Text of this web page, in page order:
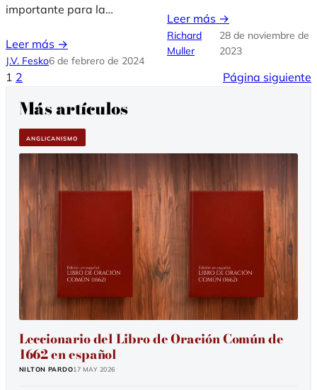
importante para la…
Leer más →
J.V. Fesko6 de febrero de 2024
Leer más →
Richard
Muller
28 de noviembre de
2023
1 2 Página siguiente
Más artículos
ANGLICANISMO
Leccionario del Libro de Oración Común de
1662 en español
NILTON PARDO17 May 2026